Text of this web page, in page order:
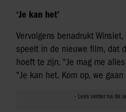
‘Je kan het’
Vervolgens benadrukt
speelt in de nieuwe film, dat
hoeft te zijn. “Je mag me
“Je kan het. Kom op, we